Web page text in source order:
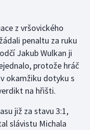
z vršovického
penaltu za ruku
Jakub Wulkan ji
protože hráč
okamžiku dotyku s
na hřišti.
již za stavu 3:1,
slávistu Michala